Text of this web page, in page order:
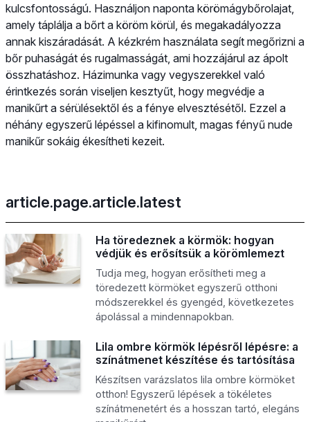
kulcsfontosságú. Használjon naponta körömágybőrolajat,
amely táplálja a bőrt a köröm körül, és megakadályozza
annak kiszáradását. A kézkrém használata segít megőrizni a
bőr puhaságát és rugalmasságát, ami hozzájárul az ápolt
összhatáshoz. Házimunka vagy vegyszerekkel való
érintkezés során viseljen kesztyűt, hogy megvédje a
manikűrt a sérülésektől és a fénye elvesztésétől. Ezzel a
néhány egyszerű lépéssel a kifinomult, magas fényű nude
manikűr sokáig ékesítheti kezeit.
article.page.article.latest
Ha töredeznek a körmök: hogyan
védjük és erősítsük a körömlemezt
Tudja meg, hogyan erősítheti meg a
töredezett körmöket egyszerű otthoni
módszerekkel és gyengéd, következetes
ápolással a mindennapokban.
Lila ombre körmök lépésről lépésre: a
színátmenet készítése és tartósítása
Készítsen varázslatos lila ombre körmöket
otthon! Egyszerű lépések a tökéletes
színátmenetért és a hosszan tartó, elegáns